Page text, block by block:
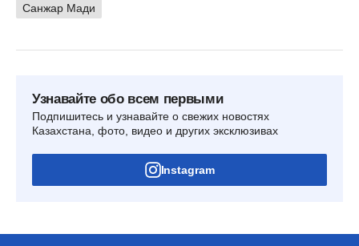
Санжар Мади
Узнавайте обо всем первыми
Подпишитесь и узнавайте о свежих новостях
Казахстана, фото, видео и других эксклюзивах
Instagram